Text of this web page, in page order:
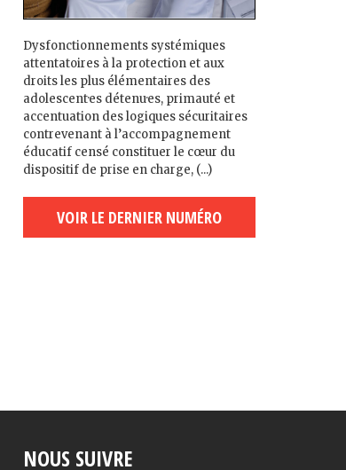
Dysfonctionnements systémiques
attentatoires à la protection et aux
droits les plus élémentaires des
adolescent·es détenu·es, primauté et
accentuation des logiques sécuritaires
contrevenant à l’accompagnement
éducatif censé constituer le cœur du
dispositif de prise en charge, (...)
VOIR LE DERNIER NUMÉRO
NOUS SUIVRE